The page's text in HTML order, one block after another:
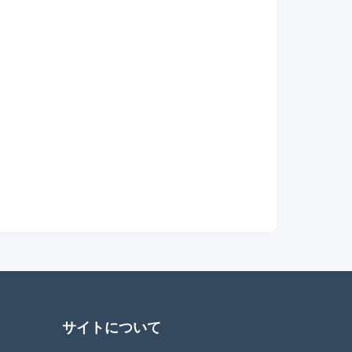
サイトについて